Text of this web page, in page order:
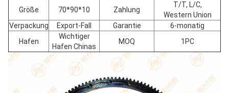
Größe 70*90*10 Zahlung
T/T, L/C,
Western Union
Verpackung
Export-Fall Garantie
6-monatig
Hafen
Wichtiger
Hafen Chinas
MOQ 1PC